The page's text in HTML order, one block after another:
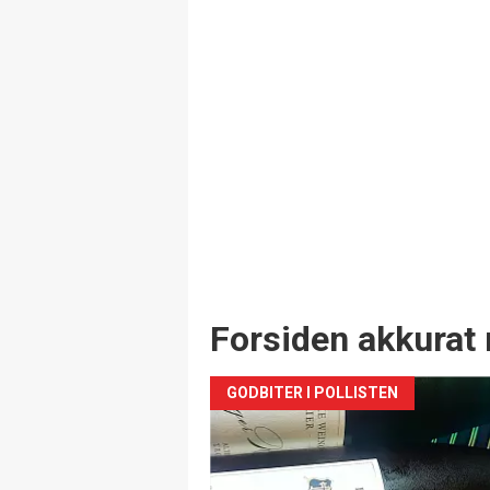
Forsiden akkurat
GODBITER I POLLISTEN